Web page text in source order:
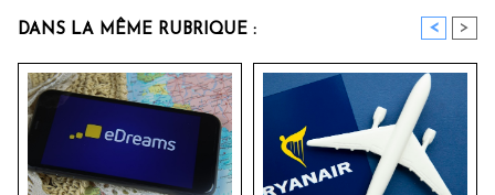
DANS LA MÊME RUBRIQUE : < >